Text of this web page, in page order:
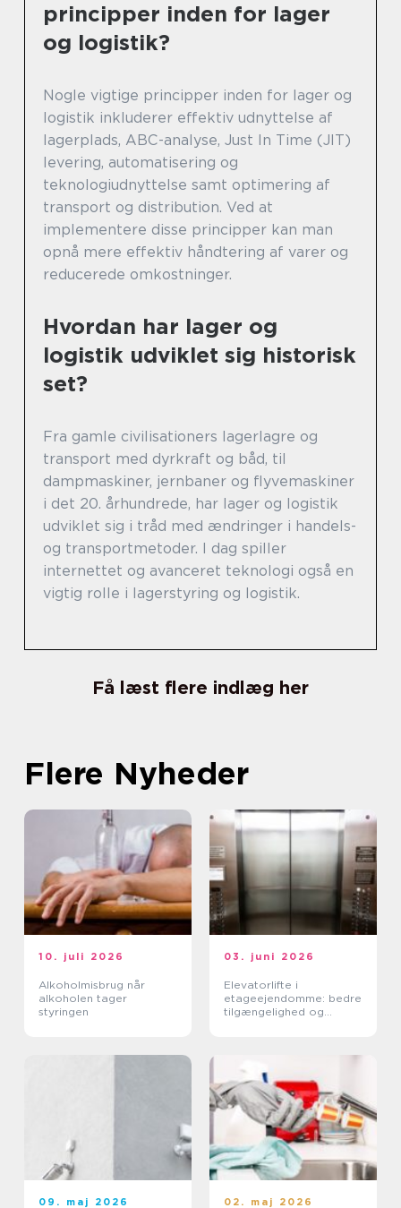
principper inden for lager
og logistik?
Nogle vigtige principper inden for lager og
logistik inkluderer effektiv udnyttelse af
lagerplads, ABC-analyse, Just In Time (JIT)
levering, automatisering og
teknologiudnyttelse samt optimering af
transport og distribution. Ved at
implementere disse principper kan man
opnå mere effektiv håndtering af varer og
reducerede omkostninger.
Hvordan har lager og
logistik udviklet sig historisk
set?
Fra gamle civilisationers lagerlagre og
transport med dyrkraft og båd, til
dampmaskiner, jernbaner og flyvemaskiner
i det 20. århundrede, har lager og logistik
udviklet sig i tråd med ændringer i handels-
og transportmetoder. I dag spiller
internettet og avanceret teknologi også en
vigtig rolle i lagerstyring og logistik.
Få læst flere indlæg her
Flere Nyheder
10. juli 2026
Alkoholmisbrug når
alkoholen tager
styringen
03. juni 2026
Elevatorlifte i
etageejendomme: bedre
tilgængelighed og
09. maj 2026 02. maj 2026